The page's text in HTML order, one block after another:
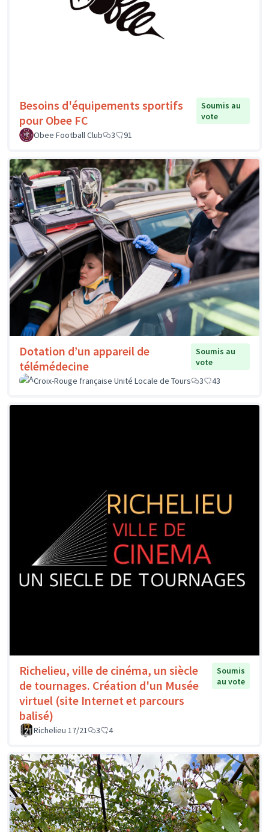
Besoins d'équipements sportifs
pour Obee FC
Soumis au
vote
Obee Football Club
3 91
Dotation d’un appareil de
télémédecine
Soumis au
vote
Croix-Rouge française Unité Locale de Tours
3 43
Richelieu, ville de cinéma, un siècle
de tournages. Création d'un Musée
virtuel (site Internet et parcours
balisé)
Soumis
au vote
Richelieu 17/21 3 4